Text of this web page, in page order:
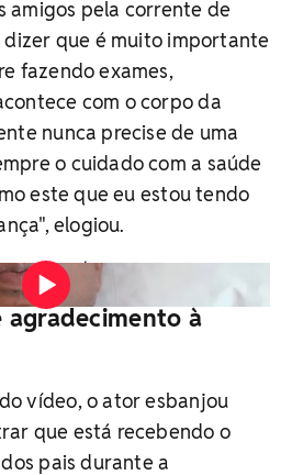
amigos pela corrente de
dizer que é muito importante
fazendo exames,
com o corpo da
nunca precise de uma
o cuidado com a saúde
este que eu estou tendo
elogiou.
/ Instagram
à
vídeo, o ator esbanjou
que está recebendo o
pais durante a